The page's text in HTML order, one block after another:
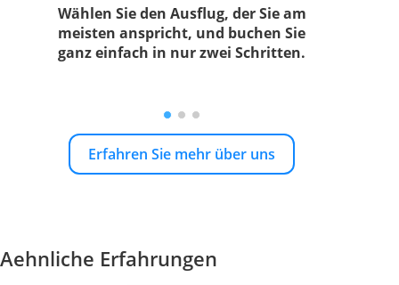
Wählen Sie den Ausflug, der Sie am
meisten anspricht, und buchen Sie
ganz einfach in nur zwei Schritten.
Erfahren Sie mehr über uns
Aehnliche Erfahrungen